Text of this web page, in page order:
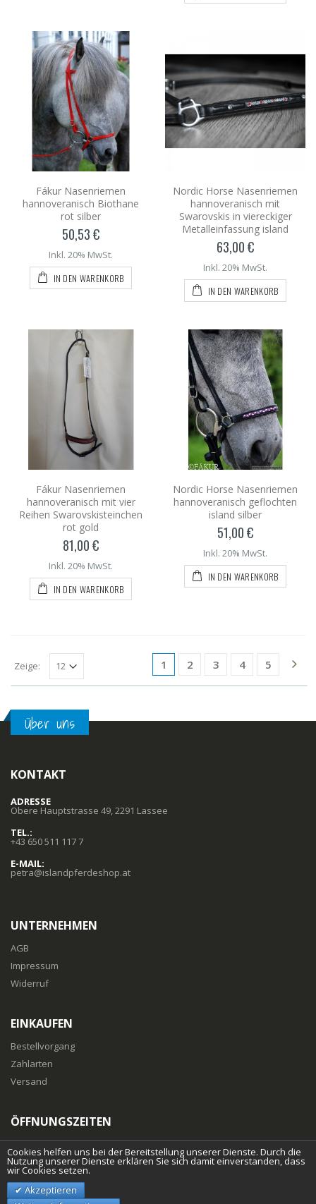
Fákur Nasenriemen
hannoveranisch Biothane
rot silber
50,53 €
Inkl. 20% MwSt.
IN DEN WARENKORB
Nordic Horse Nasenriemen
hannoveranisch mit
Swarovskis in viereckiger
Metalleinfassung island
63,00 €
Inkl. 20% MwSt.
IN DEN WARENKORB
Fákur Nasenriemen
hannoveranisch mit vier
Reihen Swarovskisteinchen
rot gold
81,00 €
Inkl. 20% MwSt.
IN DEN WARENKORB
Nordic Horse Nasenriemen
hannoveranisch geflochten
island silber
51,00 €
Inkl. 20% MwSt.
IN DEN WARENKORB
1 2 3 4 5
Zeige:
Über uns
KONTAKT
ADRESSE
Obere Hauptstrasse 49, 2291 Lassee
TEL.:
+43 650 511 117 7
E-MAIL:
petra@islandpferdeshop.at
UNTERNEHMEN
AGB
Impressum
Widerruf
EINKAUFEN
Bestellvorgang
Zahlarten
Versand
ÖFFNUNGSZEITEN
© islandpferdeshop.at
Cookies helfen uns bei der Bereitstellung unserer Dienste. Durch die
Nutzung unserer Dienste erklären Sie sich damit einverstanden, dass
wir Cookies setzen.
Akzeptieren